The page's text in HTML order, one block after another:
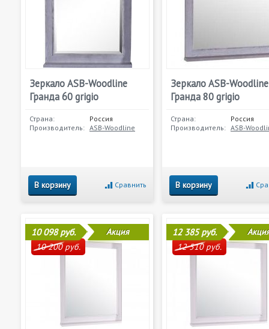
Зеркало ASB-Woodline
Гранда 60 grigio
Страна:
Россия
Производитель: ASB-Woodline
В корзину Сравнить
Зеркало ASB-Woodline
Гранда 80 grigio
Страна:
Россия
Производитель: ASB-
В корзину
10 098 руб.
10 200 руб.
Акция 12 385 руб.
12 510 руб.